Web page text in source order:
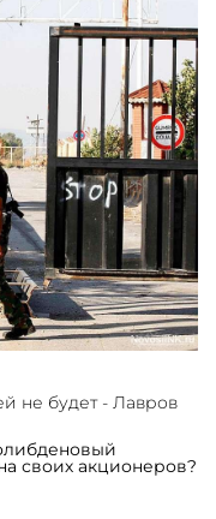
не будет - Лавров